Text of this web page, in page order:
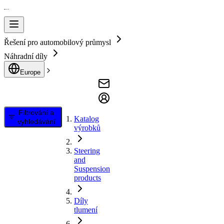
Řešení pro automobilový průmysl
Náhradní díly
Europe
Filtrování a
vyhledávání
Katalog
výrobků
Steering
and
Suspension
products
Díly
tlumení